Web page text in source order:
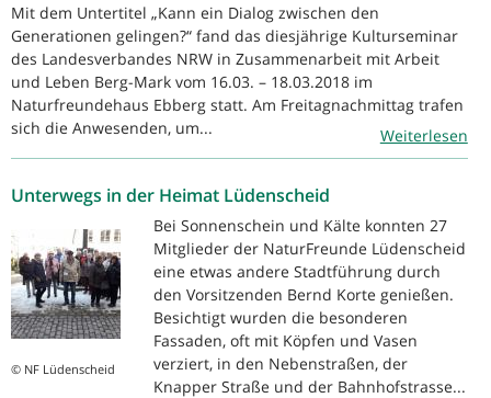
Mit dem Untertitel „Kann ein Dialog zwischen den
Generationen gelingen?“ fand das diesjährige Kulturseminar
des Landesverbandes NRW in Zusammenarbeit mit Arbeit
und Leben Berg-Mark vom 16.03. – 18.03.2018 im
Naturfreundehaus Ebberg statt. Am Freitagnachmittag trafen
sich die Anwesenden, um...
Weiterlesen
Unterwegs in der Heimat Lüdenscheid
© NF Lüdenscheid
Bei Sonnenschein und Kälte konnten 27
Mitglieder der NaturFreunde Lüdenscheid
eine etwas andere Stadtführung durch
den Vorsitzenden Bernd Korte genießen.
Besichtigt wurden die besonderen
Fassaden, oft mit Köpfen und Vasen
verziert, in den Nebenstraßen, der
Knapper Straße und der Bahnhofstrasse...